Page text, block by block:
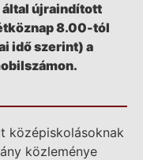
által újraindított
8.00-tól
idő szerint) a
középiskolásoknak
közleménye